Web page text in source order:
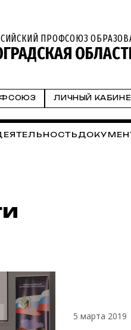
ПРОФСОЮЗ
ЛИЧНЫЙ
5 марта 2019